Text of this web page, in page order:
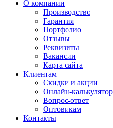
О компании
Производство
Гарантия
Портфолио
Отзывы
Реквизиты
Вакансии
Карта сайта
Клиентам
Скидки и акции
Онлайн-калькулятор
Вопрос-ответ
Оптовикам
Контакты